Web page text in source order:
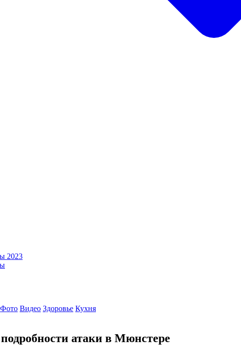
2023
Фото Видео Здоровье Кухня
атаки в Мюнстере